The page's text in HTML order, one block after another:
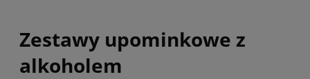
Zestawy upominkowe z
alkoholem